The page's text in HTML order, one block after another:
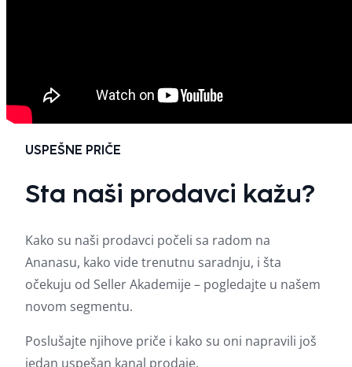
USPEŠNE PRIČE
Sta naši prodavci kažu?
Kako su naši prodavci počeli sa radom na
Ananasu, kako vide trenutnu saradnju, i šta
očekuju od Seller Akademije – pogledajte u našem
novom segmentu.
Poslušajte njihove priče i kako su oni napravili još
jedan uspešan kanal prodaje.